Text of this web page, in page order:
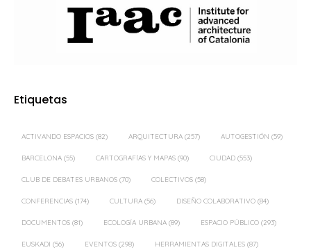
Etiquetas
ACTIVANDO ESPACIOS (82) ARQUITECTURA (257) AUTOGESTIÓN (59)
BARCELONA (55) CARTOGRAFÍAS Y MAPAS (90) CIUDAD (553)
CLUB DE DEBATES URBANOS (70) COLECTIVOS (58)
CONFERENCIAS (174) CULTURA (56) DISEÑO COLABORATIVO (84)
DOCUMENTOS (81) ECOLOGÍA URBANA (89) ESPACIO PÚBLICO (293)
EUSKADI (56) EVENTOS (298) HERRAMIENTAS DIGITALES (87)